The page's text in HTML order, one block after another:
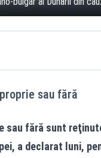
sau fără
sau fără sunt
a declarat luni,